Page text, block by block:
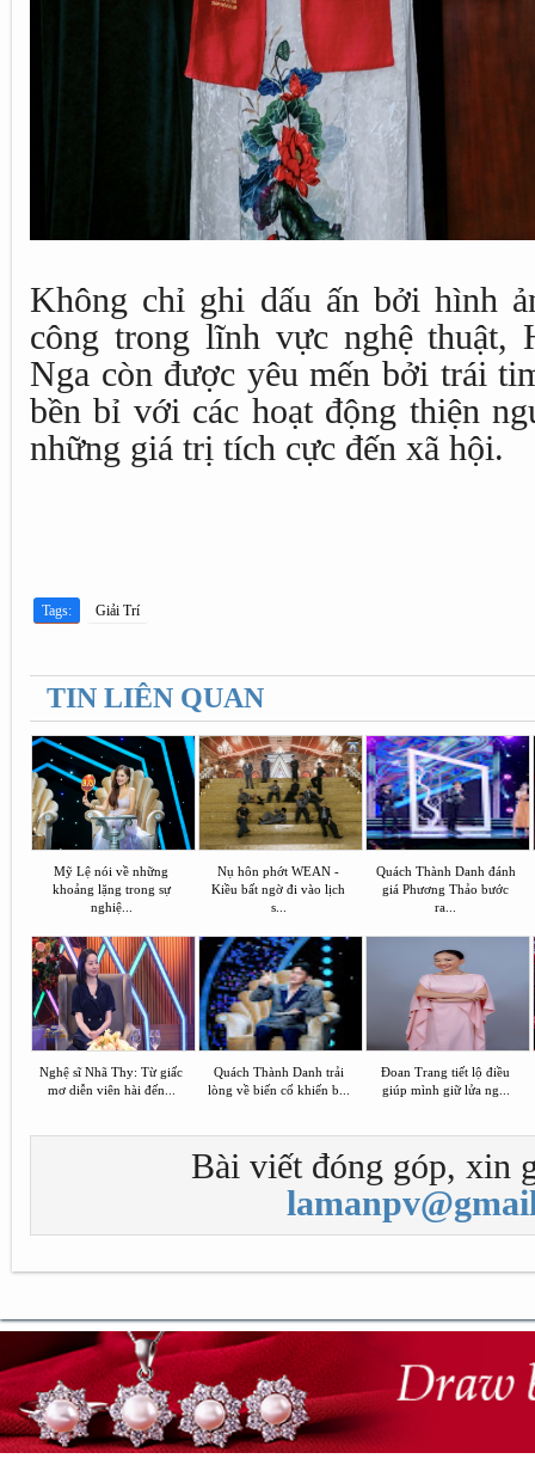
Không chỉ ghi dấu ấn bởi hình
công trong lĩnh vực nghệ thuật,
Nga còn được yêu mến bởi trái
bền bỉ với các hoạt động thiện
những giá trị tích cực đến xã hội.
Tags: Giải Trí
TIN LIÊN QUAN
Mỹ Lệ nói về những
khoảng lặng trong sự
nghiệ...
Nụ hôn phớt WEAN -
Kiều bất ngờ đi vào lịch
s...
Quách Thành Danh đánh
giá Phương Thảo bước
ra...
Nghệ sĩ Nhã Thy: Từ giấc
mơ diễn viên hài đến...
Quách Thành Danh trải
lòng về biến cố khiến b...
Đoan Trang tiết lộ điều
giúp mình giữ lửa ng...
Bài viết đóng góp, xin